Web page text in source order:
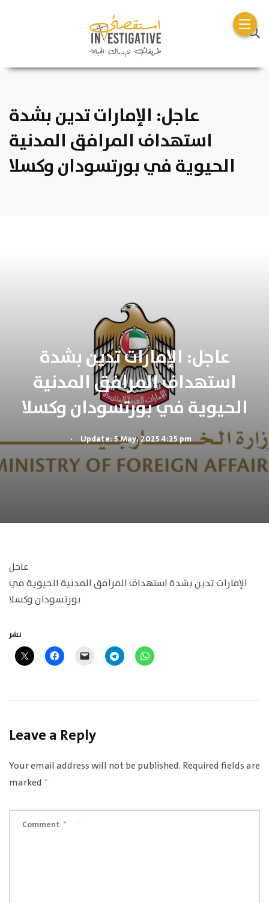
عاجل: الإمارات تدين بشدة
استهداف المرافق المدنية
الحيوية في بورتسودان وكسلا
عاجل: الإمارات تدين بشدة
استهداف المرافق المدنية
الحيوية في بورتسودان وكسلا
. Update: 5 May، 2025 4:25 pm
عاجل
الإمارات تدين بشدة استهداف المرافق المدنية الحيوية في
بورتسودان وكسلا
نشر
Leave a Reply
Your email address will not be published. Required fields are
marked*
Comment *